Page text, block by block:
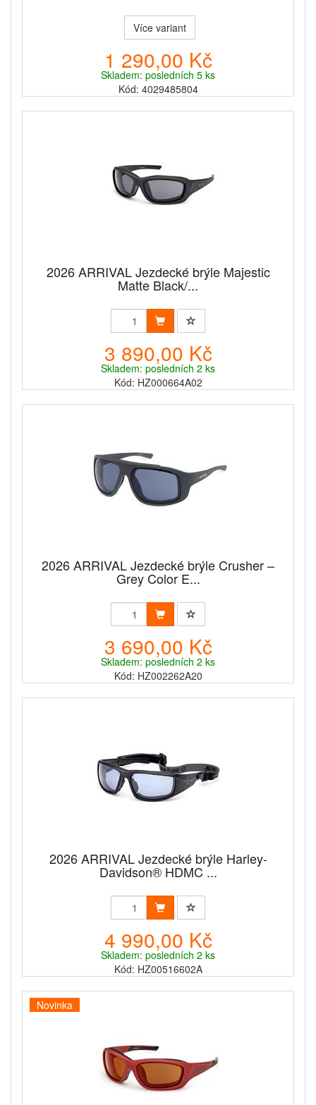
Více variant
1 290,00 Kč
Skladem: posledních 5 ks
Kód: 4029485804
2026 ARRIVAL Jezdecké brýle Majestic
Matte Black/...
3 890,00 Kč
Skladem: posledních 2 ks
Kód: HZ000664A02
2026 ARRIVAL Jezdecké brýle Crusher –
Grey Color E...
3 690,00 Kč
Skladem: posledních 2 ks
Kód: HZ002262A20
2026 ARRIVAL Jezdecké brýle Harley-
Davidson® HDMC ...
4 990,00 Kč
Skladem: posledních 2 ks
Kód: HZ00516602A
Novinka